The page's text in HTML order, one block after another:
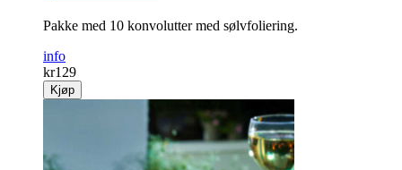
Pakke med 10 konvolutter med sølvfoliering.
info
kr129
Kjøp